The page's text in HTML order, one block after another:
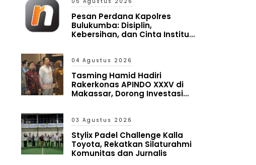
Pesan Perdana Kapolres
Bulukumba: Disiplin,
Kebersihan, dan Cinta Institusi
04 Agustus 2026
Tasming Hamid Hadiri
Rakerkonas APINDO XXXV di
Makassar, Dorong Investasi
03 Agustus 2026
Stylix Padel Challenge Kalla
Toyota, Rekatkan Silaturahmi
Komunitas dan Jurnalis